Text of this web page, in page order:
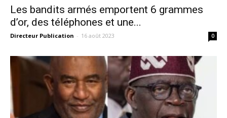
Les bandits armés emportent 6 grammes
d’or, des téléphones et une...
Directeur Publication - 16 août 2023 0